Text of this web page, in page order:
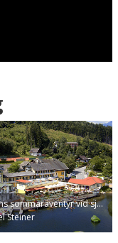
sommaräventyr vid sj…
Steiner